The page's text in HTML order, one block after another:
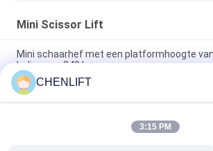
Mini Scissor Lift
Mini schaarhef met een platformhoogte
lading van 240 kg
MX300S 3m 240kg Laadvermogen Mini
Schaarhoogwerker Met Hydraulische
MK390 3,9m 240kg Laadvermogen
CHENLIFT
3:15 PM